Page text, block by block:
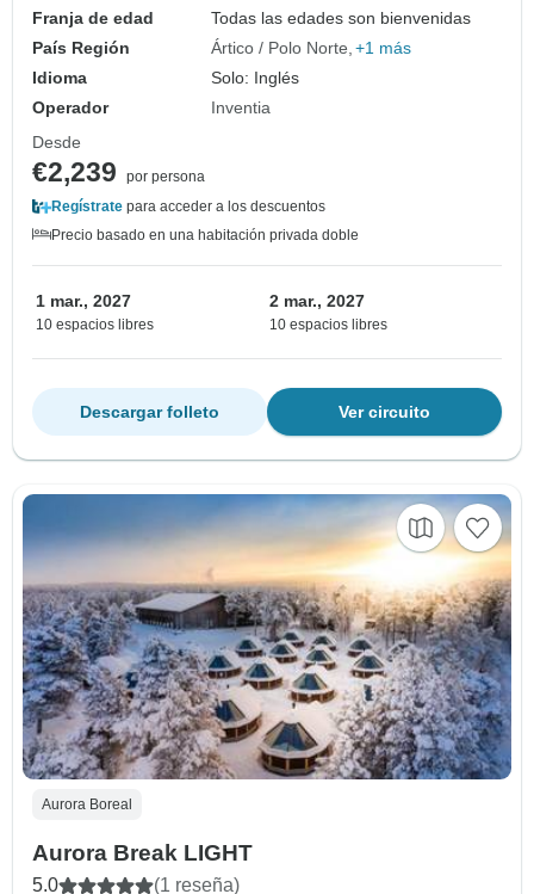
Franja de edad
Todas las edades son bienvenidas
País Región
Ártico / Polo Norte +1 más
Idioma
Solo: Inglés
Operador
Inventia
Desde
€2,239
por persona
Regístrate para acceder a los descuentos
Precio basado en una habitación privada doble
1 mar., 2027
10 espacios libres
2 mar., 2027
10 espacios libres
Ver circuito
Descargar folleto
Aurora Boreal
Aurora Break LIGHT
5.0 (1 reseña)